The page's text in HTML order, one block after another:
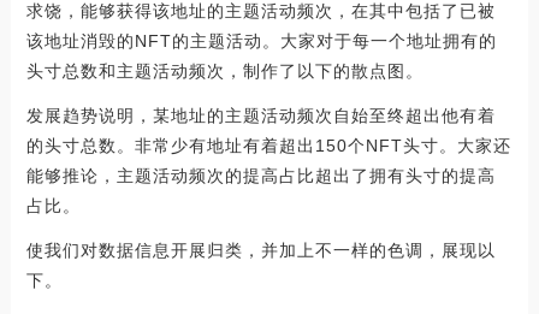
求饶，能够获得该地址的主题活动频次，在其中包括了已被
该地址消毁的NFT的主题活动。大家对于每一个地址拥有的
头寸总数和主题活动频次，制作了以下的散点图。
发展趋势说明，某地址的主题活动频次自始至终超出他有着
的头寸总数。非常少有地址有着超出150个NFT头寸。大家还
能够推论，主题活动频次的提高占比超出了拥有头寸的提高
占比。
使我们对数据信息开展归类，并加上不一样的色调，展现以
下。